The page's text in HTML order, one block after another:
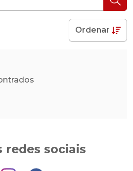
Ordenar
redes sociais